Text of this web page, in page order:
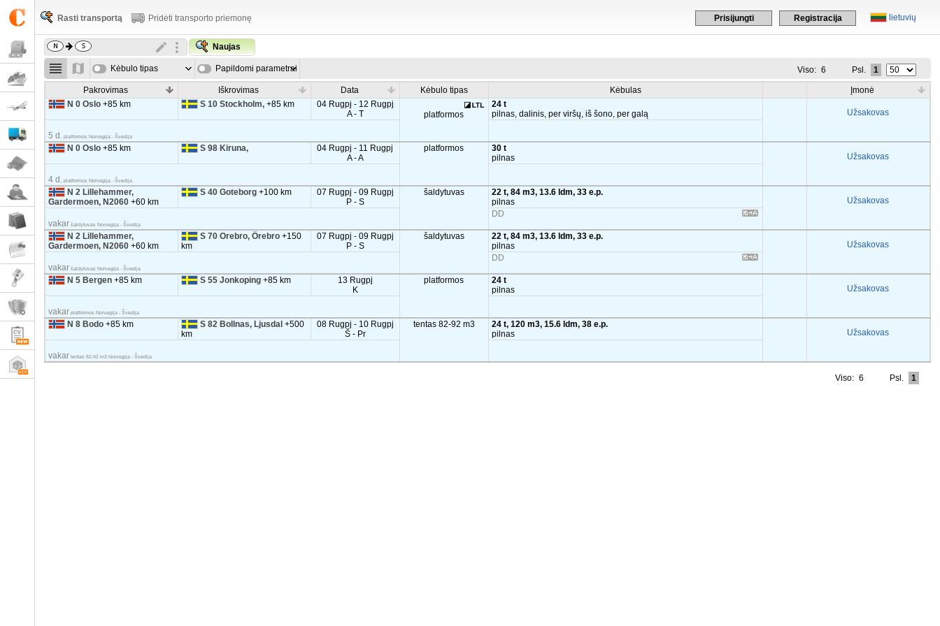
lietuvių
Prisijungti Registracija
Rasti transportą Pridėti transporto priemonę
Naujas
Kėbulo tipas Papildomi parametrai Viso: 6 Psl. 1
Pakrovimas Iškrovimas Data Kėbulo tipas Kėbulas
Įmonė
N 0 Oslo +85 km S 10 Stockholm, +85 km
04 Rugpj - 12 Rugpj
A - T
platformos
24 t
pilnas, dalinis, per viršų, iš šono, per galą
Užsakovas
5 d. platformos Norvegija - Švedija
N 0 Oslo +85 km S 98 Kiruna,
04 Rugpj - 11 Rugpj
A - A
platformos
30 t
pilnas
Užsakovas
4 d. platformos Norvegija - Švedija
N 2 Lillehammer,
Gardermoen, N2060 +60 km
S 40 Goteborg +100 km
07 Rugpj - 09 Rugpj
P - S
šaldytuvas
22 t, 84 m3, 13.6 ldm, 33 e.p.
pilnas
Užsakovas
vakar šaldytuvas Norvegija - Švedija
DD
N 2 Lillehammer,
Gardermoen, N2060 +60 km
S 70 Orebro, Örebro +150
km
07 Rugpj - 09 Rugpj
P - S
šaldytuvas
22 t, 84 m3, 13.6 ldm, 33 e.p.
pilnas
Užsakovas
vakar šaldytuvas Norvegija - Švedija
DD
N 5 Bergen +85 km S 55 Jonkoping +85 km
13 Rugpj
K
platformos
24 t
pilnas
Užsakovas
vakar platformos Norvegija - Švedija
N 8 Bodo +85 km S 82 Bollnas, Ljusdal +500
km
08 Rugpj - 10 Rugpj
Š - Pr
tentas 82-92 m3
24 t, 120 m3, 15.6 ldm, 38 e.p.
pilnas
Užsakovas
vakar tentas 82-92 m3 Norvegija - Švedija
Viso: 6 Psl. 1